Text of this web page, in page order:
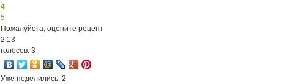
4
5
Пожалуйста, оцените рецепт
2.13
голосов: 3
Уже поделились: 2